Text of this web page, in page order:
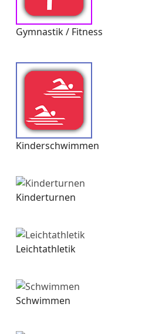
Gymnastik / Fitness
Kinderschwimmen
Kinderturnen
Leichtathletik
Schwimmen